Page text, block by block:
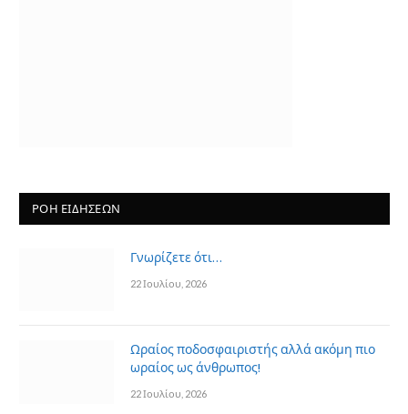
ΡΟΗ ΕΙΔΗΣΕΩΝ
Γνωρίζετε ότι…
22 Ιουλίου, 2026
Ωραίος ποδοσφαιριστής αλλά ακόμη πιο
ωραίος ως άνθρωπος!
22 Ιουλίου, 2026